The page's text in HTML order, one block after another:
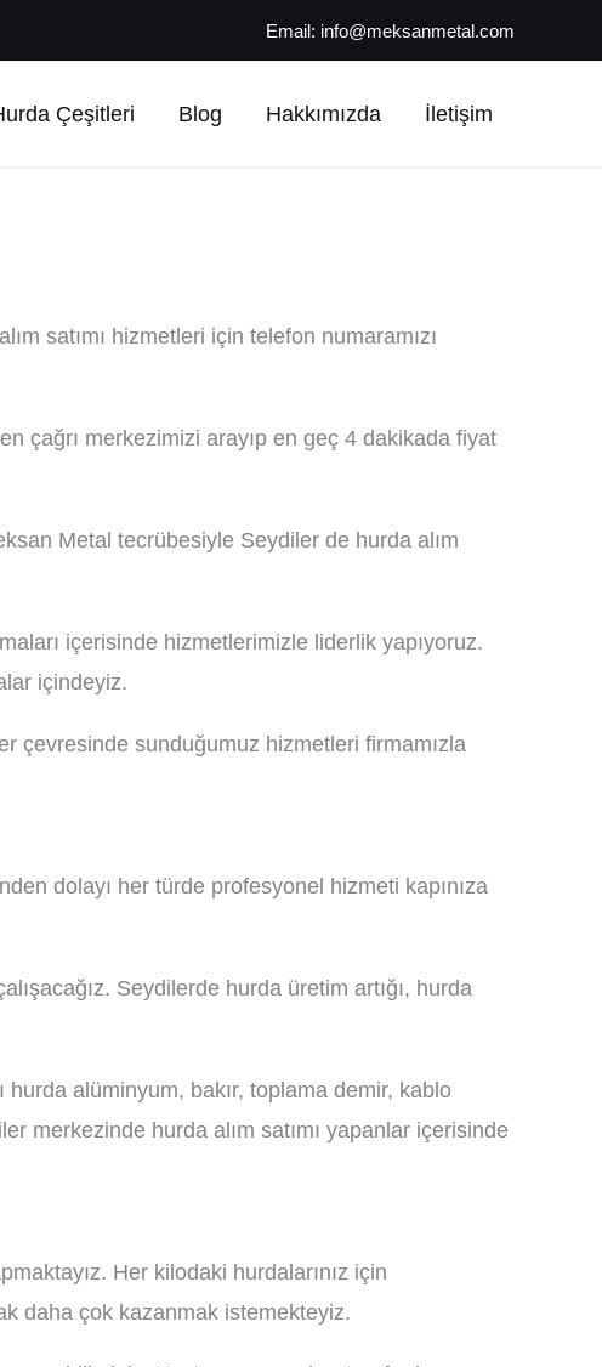
Email: info@meksanmetal.com
Çeşitleri Blog Hakkımızda İletişim
satımı hizmetleri için telefon numaramızı
çağrı merkezimizi arayıp en geç 4 dakikada fiyat
Metal tecrübesiyle Seydiler de hurda alım
içerisinde hizmetlerimizle liderlik yapıyoruz.
içindeyiz.
çevresinde sunduğumuz hizmetleri firmamızla
dolayı her türde profesyonel hizmeti kapınıza
Seydilerde hurda üretim artığı, hurda
hurda alüminyum, bakır, toplama demir, kablo
merkezinde hurda alım satımı yapanlar içerisinde
Her kilodaki hurdalarınız için
daha çok kazanmak istemekteyiz.